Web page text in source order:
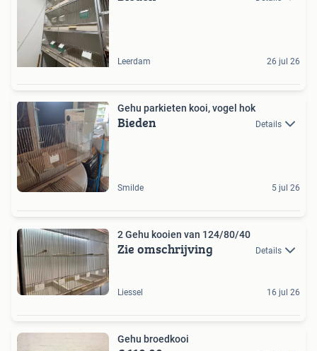
Leerdam 26 jul 26
Gehu parkieten kooi, vogel hok
Bieden Details
Smilde 5 jul 26
2 Gehu kooien van 124/80/40
Zie omschrijving Details
Liessel 16 jul 26
Gehu broedkooi